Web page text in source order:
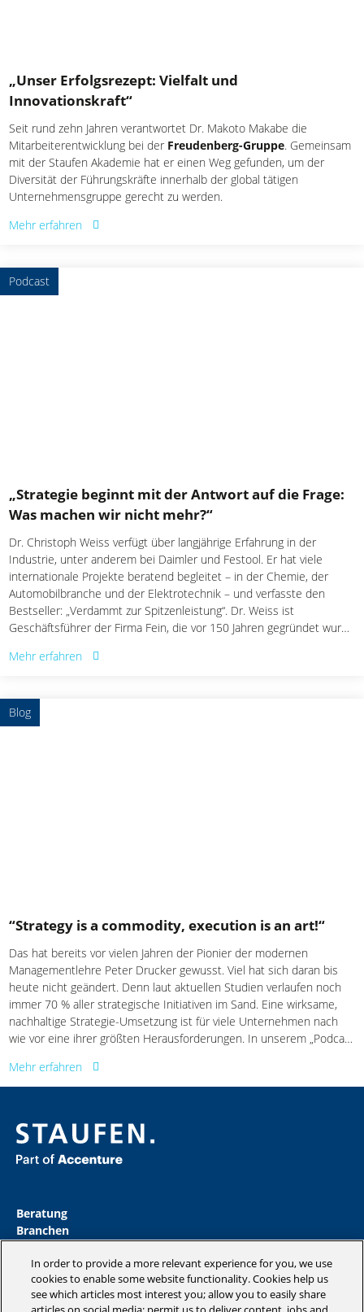
„Unser Erfolgsrezept: Vielfalt und
Innovationskraft“
Seit rund zehn Jahren verantwortet Dr. Makoto Makabe die
Mitarbeiterentwicklung bei der Freudenberg-Gruppe. Gemeinsam
mit der Staufen Akademie hat er einen Weg gefunden, um der
Diversität der Führungskräfte innerhalb der global tätigen
Unternehmensgruppe gerecht zu werden.
Mehr erfahren
Podcast
„Strategie beginnt mit der Antwort auf die Frage:
Was machen wir nicht mehr?“
Dr. Christoph Weiss verfügt über langjährige Erfahrung in der
Industrie, unter anderem bei Daimler und Festool. Er hat viele
internationale Projekte beratend begleitet – in der Chemie, der
Automobilbranche und der Elektrotechnik – und verfasste den
Bestseller: „Verdammt zur Spitzenleistung“. Dr. Weiss ist
Geschäftsführer der Firma Fein, die vor 150 Jahren gegründet wurde
Elektrowerkzeugen besitzt. Im folgenden Interview spricht er über
die Kosten, die Komplexität und den Erfolg eines Unternehmens
auswirkt.
Mehr erfahren
Blog
“Strategy is a commodity, execution is an art!“
Das hat bereits vor vielen Jahren der Pionier der modernen
Managementlehre Peter Drucker gewusst. Viel hat sich daran bis
heute nicht geändert. Denn laut aktuellen Studien verlaufen noch
immer 70 % aller strategische Initiativen im Sand. Eine wirksame,
nachhaltige Strategie-Umsetzung ist für viele Unternehmen nach
wie vor eine ihrer größten Herausforderungen. In unserem „Podcast
gleichnamigen Handelshauses über die Gründe, weshalb so viele
strategische Initiativen keine Wirkung entfalten.
Mehr erfahren
Beratung
Branchen
Insights
Magazine
Unternehmen
In order to provide a more relevant experience for you, we use
cookies to enable some website functionality. Cookies help us
see which articles most interest you; allow you to easily share